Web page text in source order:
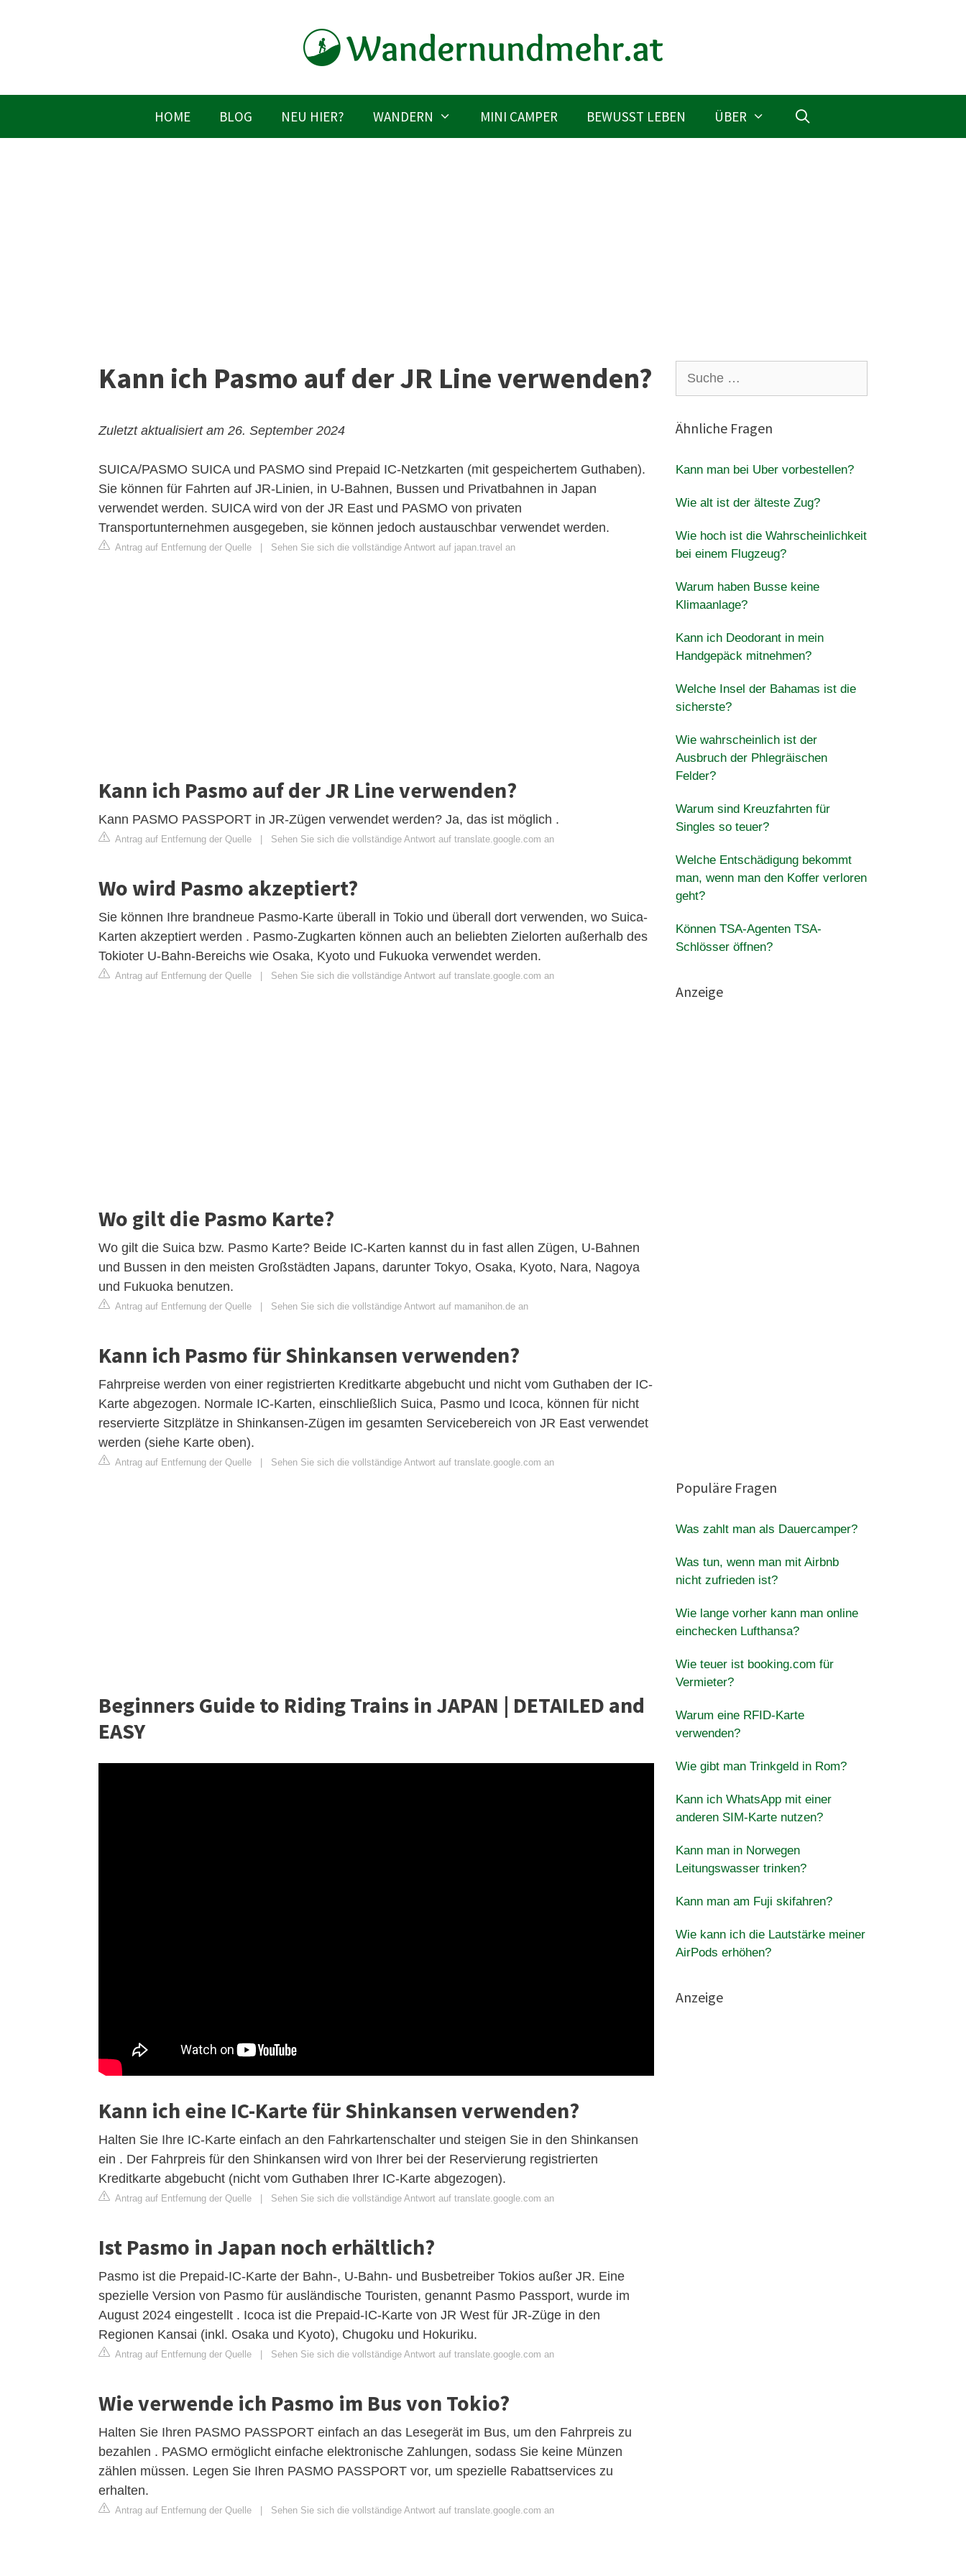
HOME BLOG NEU HIER? WANDERN MINI CAMPER BEWUSST LEBEN ÜBER
Kann ich Pasmo auf der JR Line verwenden?
Zuletzt aktualisiert am 26. September 2024
SUICA/PASMO SUICA und PASMO sind Prepaid IC-Netzkarten (mit gespeichertem Guthaben).
Sie können für Fahrten auf JR-Linien, in U-Bahnen, Bussen und Privatbahnen in Japan
verwendet werden. SUICA wird von der JR East und PASMO von privaten
Transportunternehmen ausgegeben, sie können jedoch austauschbar verwendet werden.
Antrag auf Entfernung der Quelle Sehen Sie sich die vollständige Antwort auf japan.travel an
Kann ich Pasmo auf der JR Line verwenden?
Kann PASMO PASSPORT in JR-Zügen verwendet werden? Ja, das ist möglich .
Antrag auf Entfernung der Quelle Sehen Sie sich die vollständige Antwort auf translate.google.com an
Wo wird Pasmo akzeptiert?
Sie können Ihre brandneue Pasmo-Karte überall in Tokio und überall dort verwenden, wo Suica-
Karten akzeptiert werden . Pasmo-Zugkarten können auch an beliebten Zielorten außerhalb des
Tokioter U-Bahn-Bereichs wie Osaka, Kyoto und Fukuoka verwendet werden.
Antrag auf Entfernung der Quelle Sehen Sie sich die vollständige Antwort auf translate.google.com an
Wo gilt die Pasmo Karte?
Wo gilt die Suica bzw. Pasmo Karte? Beide IC-Karten kannst du in fast allen Zügen, U-Bahnen
und Bussen in den meisten Großstädten Japans, darunter Tokyo, Osaka, Kyoto, Nara, Nagoya
und Fukuoka benutzen.
Antrag auf Entfernung der Quelle Sehen Sie sich die vollständige Antwort auf mamanihon.de an
Kann ich Pasmo für Shinkansen verwenden?
Fahrpreise werden von einer registrierten Kreditkarte abgebucht und nicht vom Guthaben der IC-
Karte abgezogen. Normale IC-Karten, einschließlich Suica, Pasmo und Icoca, können für nicht
reservierte Sitzplätze in Shinkansen-Zügen im gesamten Servicebereich von JR East verwendet
werden (siehe Karte oben).
Antrag auf Entfernung der Quelle Sehen Sie sich die vollständige Antwort auf translate.google.com an
Beginners Guide to Riding Trains in JAPAN | DETAILED and
EASY
Kann ich eine IC-Karte für Shinkansen verwenden?
Halten Sie Ihre IC-Karte einfach an den Fahrkartenschalter und steigen Sie in den Shinkansen
ein . Der Fahrpreis für den Shinkansen wird von Ihrer bei der Reservierung registrierten
Kreditkarte abgebucht (nicht vom Guthaben Ihrer IC-Karte abgezogen).
Antrag auf Entfernung der Quelle | Sehen Sie sich die vollständige Antwort auf translate.google.com an
Ist Pasmo in Japan noch erhältlich?
Pasmo ist die Prepaid-IC-Karte der Bahn-, U-Bahn- und Busbetreiber Tokios außer JR. Eine
spezielle Version von Pasmo für ausländische Touristen, genannt Pasmo Passport, wurde im
August 2024 eingestellt . Icoca ist die Prepaid-IC-Karte von JR West für JR-Züge in den
Regionen Kansai (inkl. Osaka und Kyoto), Chugoku und Hokuriku.
Antrag auf Entfernung der Quelle | Sehen Sie sich die vollständige Antwort auf translate.google.com an
Wie verwende ich Pasmo im Bus von Tokio?
Halten Sie Ihren PASMO PASSPORT einfach an das Lesegerät im Bus, um den Fahrpreis zu
bezahlen . PASMO ermöglicht einfache elektronische Zahlungen, sodass Sie keine Münzen
zählen müssen. Legen Sie Ihren PASMO PASSPORT vor, um spezielle Rabattservices zu
erhalten.
Antrag auf Entfernung der Quelle | Sehen Sie sich die vollständige Antwort auf translate.google.com an
nach:
Ähnliche Fragen
Kann man bei Uber vorbestellen?
Wie alt ist der älteste Zug?
Wie hoch ist die Wahrscheinlichkeit
bei einem Flugzeug?
Warum haben Busse keine
Klimaanlage?
Kann ich Deodorant in mein
Handgepäck mitnehmen?
Welche Insel der Bahamas ist die
sicherste?
Wie wahrscheinlich ist der
Ausbruch der Phlegräischen
Felder?
Warum sind Kreuzfahrten für
Singles so teuer?
Welche Entschädigung bekommt
man, wenn man den Koffer verloren
geht?
Können TSA-Agenten TSA-
Schlösser öffnen?
Anzeige
Populäre Fragen
Was zahlt man als Dauercamper?
Was tun, wenn man mit Airbnb
nicht zufrieden ist?
Wie lange vorher kann man online
einchecken Lufthansa?
Wie teuer ist booking.com für
Vermieter?
Warum eine RFID-Karte
verwenden?
Wie gibt man Trinkgeld in Rom?
Kann ich WhatsApp mit einer
anderen SIM-Karte nutzen?
Kann man in Norwegen
Leitungswasser trinken?
Kann man am Fuji skifahren?
Wie kann ich die Lautstärke meiner
AirPods erhöhen?
Anzeige